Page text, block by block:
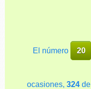
El número 20
ocasiones,324 de